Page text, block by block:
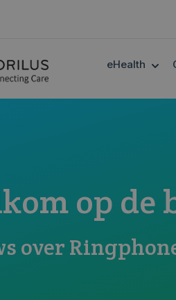
eHealth
op de
over